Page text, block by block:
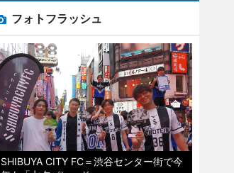
フォトフラッシュ
SHIBUYA CITY FC＝渋谷センター街で今